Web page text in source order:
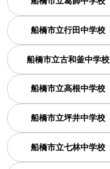
船橋市立行田中学校
船橋市立古和釜中学校
船橋市立高根中学校
船橋市立坪井中学校
船橋市立七林中学校